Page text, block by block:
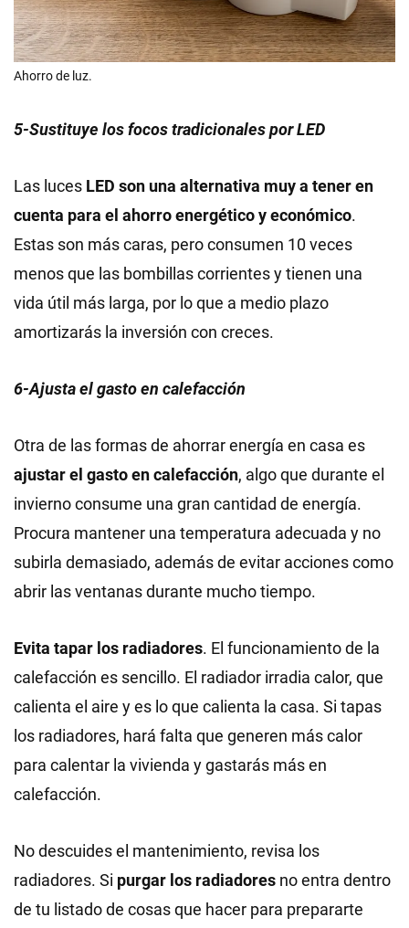
Ahorro de luz.
5-Sustituye los focos tradicionales por LED
Las luces LED son una alternativa muy a tener en
cuenta para el ahorro energético y económico.
Estas son más caras, pero consumen 10 veces
menos que las bombillas corrientes y tienen una
vida útil más larga, por lo que a medio plazo
amortizarás la inversión con creces.
6-Ajusta el gasto en calefacción
Otra de las formas de ahorrar energía en casa es
ajustar el gasto en calefacción, algo que durante el
invierno consume una gran cantidad de energía.
Procura mantener una temperatura adecuada y no
subirla demasiado, además de evitar acciones como
abrir las ventanas durante mucho tiempo.
Evita tapar los radiadores. El funcionamiento de la
calefacción es sencillo. El radiador irradia calor, que
calienta el aire y es lo que calienta la casa. Si tapas
los radiadores, hará falta que generen más calor
para calentar la vivienda y gastarás más en
calefacción.
No descuides el mantenimiento, revisa los
radiadores. Si purgar los radiadores no entra dentro
de tu listado de cosas que hacer para prepararte